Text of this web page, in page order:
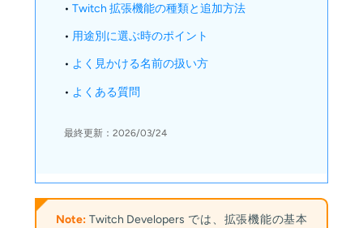
• Twitch 拡張機能の種類と追加方法
• 用途別に選ぶ時のポイント
• よく見かける名前の扱い方
• よくある質問
最終更新：2026/03/24
Note:Twitch Developers では、拡張機能の基本